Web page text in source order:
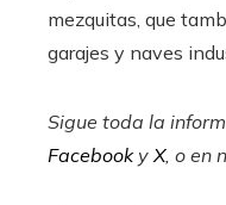
mezquitas, que
garajes y naves
Sigue toda la
FacebookyX, o en